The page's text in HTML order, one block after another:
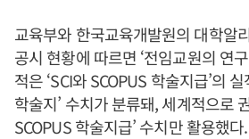
교육부와 한국교육개발원의 대학알
공시 현황에 따르면 ‘전임교원의 연
적은 ‘SCI와 SCOPUS 학술지급’의
학술지’ 수치가 분류돼, 세계적으로
SCOPUS 학술지급’ 수치만 활용했다.